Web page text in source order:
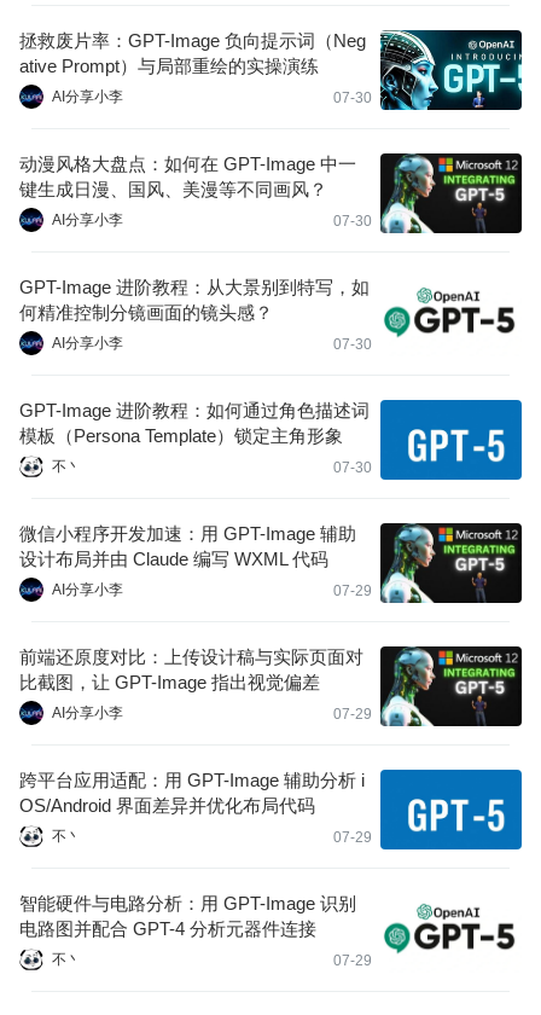
拯救废片率：GPT-Image 负向提示词（Neg
ative Prompt）与局部重绘的实操演练
AI分享小李 07-30
动漫风格大盘点：如何在 GPT-Image 中一
键生成日漫、国风、美漫等不同画风？
AI分享小李 07-30
GPT-Image 进阶教程：从大景别到特写，如
何精准控制分镜画面的镜头感？
AI分享小李 07-30
GPT-Image 进阶教程：如何通过角色描述词
模板（Persona Template）锁定主角形象
不丶 07-30
微信小程序开发加速：用 GPT-Image 辅助
设计布局并由 Claude 编写 WXML 代码
AI分享小李 07-29
前端还原度对比：上传设计稿与实际页面对
比截图，让 GPT-Image 指出视觉偏差
AI分享小李 07-29
跨平台应用适配：用 GPT-Image 辅助分析 i
OS/Android 界面差异并优化布局代码
不丶 07-29
智能硬件与电路分析：用 GPT-Image 识别
电路图并配合 GPT-4 分析元器件连接
不丶 07-29